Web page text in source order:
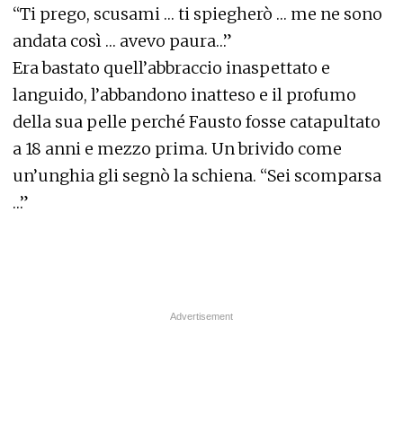
“Ti prego, scusami … ti spiegherò … me ne sono
andata così … avevo paura…”
Era bastato quell’abbraccio inaspettato e
languido, l’abbandono inatteso e il profumo
della sua pelle perché Fausto fosse catapultato
a 18 anni e mezzo prima. Un brivido come
un’unghia gli segnò la schiena. “Sei scomparsa
…”